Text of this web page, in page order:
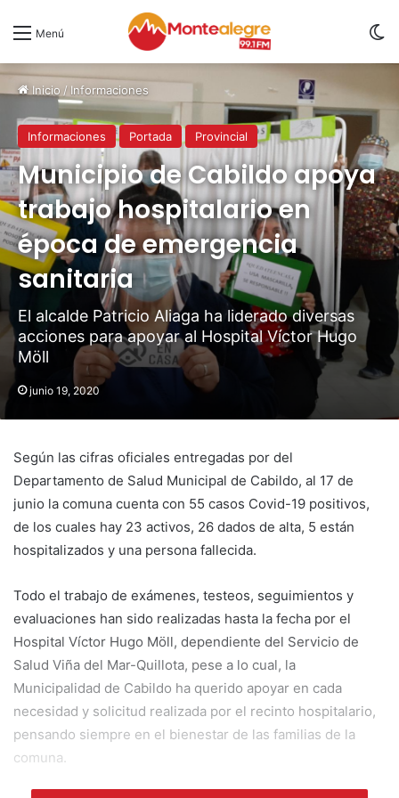
Menú
Inicio /Informaciones
Informaciones Portada Provincial
Municipio de Cabildo apoya
trabajo hospitalario en
época de emergencia
sanitaria
El alcalde Patricio Aliaga ha liderado diversas
acciones para apoyar al Hospital Víctor Hugo
Möll
junio 19, 2020
Según las cifras oficiales entregadas por del
Departamento de Salud Municipal de Cabildo, al 17 de
junio la comuna cuenta con 55 casos Covid-19 positivos,
de los cuales hay 23 activos, 26 dados de alta, 5 están
hospitalizados y una persona fallecida.
Todo el trabajo de exámenes, testeos, seguimientos y
evaluaciones han sido realizadas hasta la fecha por el
Hospital Víctor Hugo Möll, dependiente del Servicio de
Salud Viña del Mar-Quillota, pese a lo cual, la
Municipalidad de Cabildo ha querido apoyar en cada
necesidad y solicitud realizada por el recinto hospitalario,
pensando siempre en el bienestar de las familias de la
comuna.